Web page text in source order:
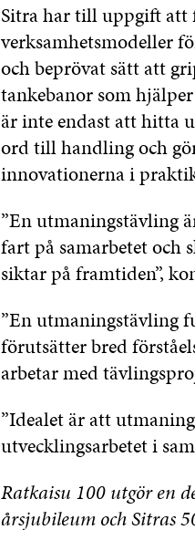
Sitra har till uppgift att
verksamhetsmodeller
och beprövat sätt att
tankebanor som
är inte endast att hitta
ord till handling och
innovationerna i
”En utmaningstävling
fart på samarbetet och
siktar på framtiden”,
”En utmaningstävling
förutsätter bred
arbetar med
”Idealet är att
utvecklingsarbetet i
Ratkaisu 100 utgör en
årsjubileum och Sitras